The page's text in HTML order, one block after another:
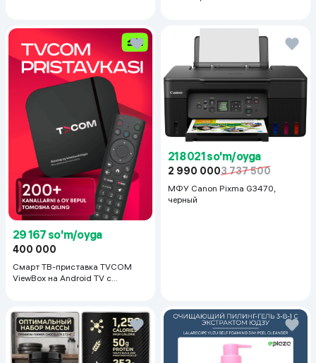
29 167 so'm/oyga
400 000
Смарт ТВ-приставка TVCOM
ViewBox на Android TV с
218 021 so'm/oyga
2 990 0003 737 500
МФУ Canon Pixma G3470,
черный